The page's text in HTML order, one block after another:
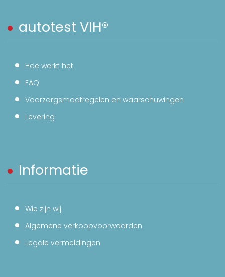
autotest VIH®
Hoe werkt het
FAQ
Voorzorgsmaatregelen en waarschuwingen
Levering
Informatie
Wie zijn wij
Algemene verkoopvoorwaarden
Legale vermeldingen